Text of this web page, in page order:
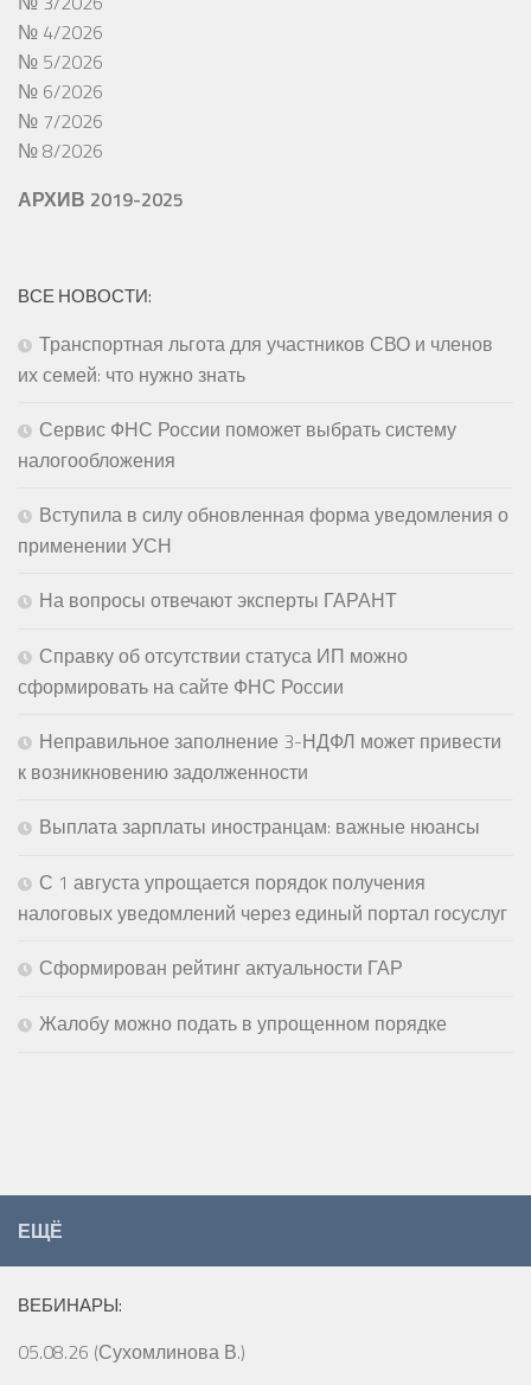
№ 4/2026
№ 5/2026
№ 6/2026
№ 7/2026
№ 8/2026
АРХИВ 2019-2025
ВСЕ НОВОСТИ:
Транспортная льгота для участников СВО и членов
их семей: что нужно знать
Сервис ФНС России поможет выбрать систему
налогообложения
Вступила в силу обновленная форма уведомления о
применении УСН
На вопросы отвечают эксперты ГАРАНТ
Справку об отсутствии статуса ИП можно
сформировать на сайте ФНС России
Неправильное заполнение 3-НДФЛ может привести
к возникновению задолженности
Выплата зарплаты иностранцам: важные нюансы
С 1 августа упрощается порядок получения
налоговых уведомлений через единый портал госуслуг
Сформирован рейтинг актуальности ГАР
Жалобу можно подать в упрощенном порядке
ЕЩЁ
ВЕБИНАРЫ:
05.08.26 (Сухомлинова В.)